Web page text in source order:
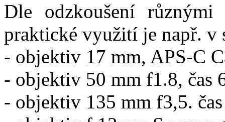
Dle odzkoušení
praktické využití je např. v
- objektiv 17 mm, APS-C
- objektiv 50 mm f1.8, čas
- objektiv 135 mm f3,5. čas